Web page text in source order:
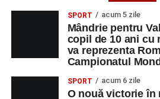
SPORT acum 5 zile
Mândrie pentru
copil de 10 ani cu
va reprezenta
Campionatul
SPORT acum 6 zile
O nouă victorie în